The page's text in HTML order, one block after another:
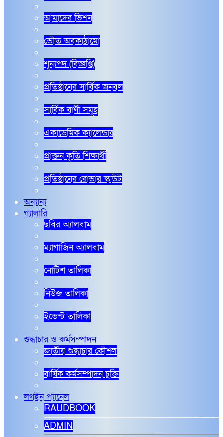
আমাদের ভিশন
ভৌত অবকাঠামো
শূন্যপদ (বিজ্ঞপ্তি)
প্রতিষ্ঠানের সার্বিক জনবল
সার্বিক বাণী সমূহ
একাডেমিক ক্যালেন্ডার
প্রাক্তন কৃতি শিক্ষার্থী
প্রতিষ্ঠানের রোভার স্কাউট
অন্যান্য
গ্যালারি
ছবির অ্যালবাম
ম্যাগাজিন অ্যালবাম
নোটিশ তালিকা
নিউজ তালিকা
ইভেন্ট তালিকা
শুদ্ধাচার ও কর্মসম্পাদন
জাতীয় শুদ্ধাচার কৌশল
বার্ষিক কর্মসম্পাদন চুক্তি
লগইন প্যানেল
RAUDBOOK
ADMIN